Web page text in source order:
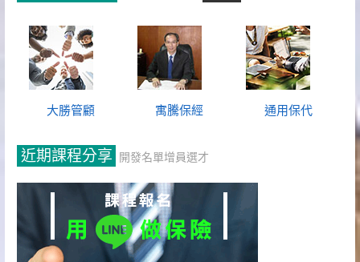
大勝管顧 寓騰保經 通用保代
近期課程分享 開發名單增員選才